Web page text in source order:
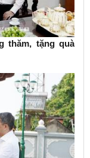
thăm, tặng quà